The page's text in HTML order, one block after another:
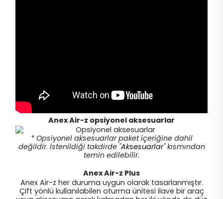
Anex Air-z opsiyonel aksesuarlar
* Opsiyonel aksesuarlar paket içeriğine dahil
değildir. İstenildiği takdirde "Aksesuarlar" kısmından
temin edilebilir.
Anex Air-z Plus
Anex Air-z her duruma uygun olarak tasarlanmıştır.
Çift yönlü kullanılabilen oturma ünitesi ilave bir araç